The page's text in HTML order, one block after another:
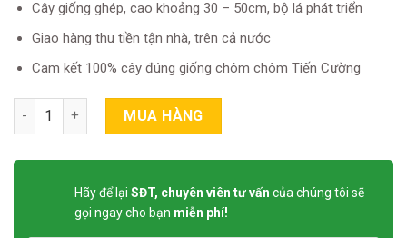
Cây giống ghép, cao khoảng 30 – 50cm, bộ lá phát triển
Giao hàng thu tiền tận nhà, trên cả nước
Cam kết 100% cây đúng giống chôm chôm Tiến Cường
Cây giống Chôm Chôm Tiến Cường — Trái Đỏ Chóp Xanh, 2-
MUA HÀNG
Hãy để lại SĐT, chuyên viên tư vấn của chúng tôi sẽ
gọi ngay cho bạn miễn phí!